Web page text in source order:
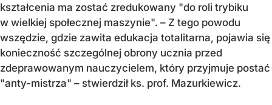
kształcenia ma zostać zredukowany "do roli trybiku
w wielkiej społecznej maszynie". – Z tego powodu
wszędzie, gdzie zawita edukacja totalitarna, pojawia się
konieczność szczególnej obrony ucznia przed
zdeprawowanym nauczycielem, który przyjmuje postać
"anty-mistrza" – stwierdził ks. prof. Mazurkiewicz.